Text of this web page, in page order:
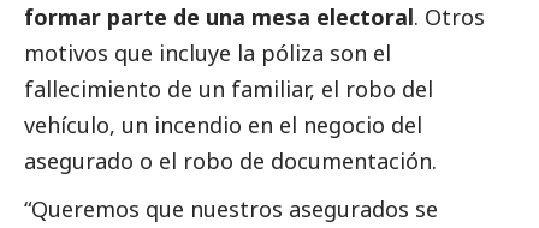
formar parte de una mesa electoral. Otros
motivos que incluye la póliza son el
fallecimiento de un familiar, el robo del
vehículo, un incendio en el negocio del
asegurado o el robo de documentación.
“Queremos que nuestros asegurados se